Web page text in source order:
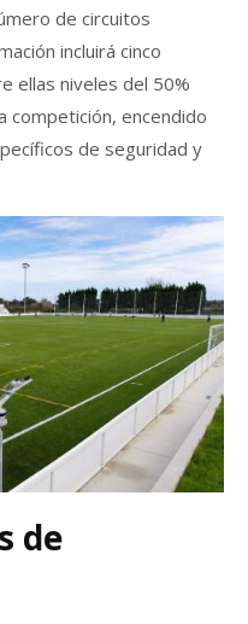
de circuitos
incluirá cinco
ellas niveles del 50%
competición, encendido
de seguridad y
de